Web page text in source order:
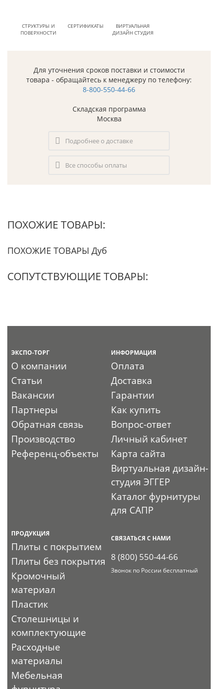
СТРУКТУРЫ И
ПОВЕРХНОСТИ
СЕРТИФИКАТЫ
ВИРТУАЛЬНАЯ
ДИЗАЙН СТУДИЯ
Для уточнения сроков поставки и стоимости
товара - обращайтесь к менеджеру по телефону:
8-800-550-44-66
Складская программа
Москва
Подробнее о доставке
Все способы оплаты
ПОХОЖИЕ ТОВАРЫ:
ПОХОЖИЕ ТОВАРЫ Дуб
СОПУТСТВУЮЩИЕ ТОВАРЫ:
ЭКСПО-ТОРГ
О компании
Статьи
Вакансии
Партнеры
Обратная связь
Производство
Референц-объекты
ИНФОРМАЦИЯ
Оплата
Доставка
Гарантии
Как купить
Вопрос-ответ
Личный кабинет
Карта сайта
Виртуальная дизайн-
студия ЭГГЕР
Каталог фурнитуры
для САПР
ПРОДУКЦИЯ
Плиты с покрытием
Плиты без покрытия
Кромочный
материал
Пластик
Столешницы и
комплектующие
Расходные
материалы
Мебельная
СВЯЗАТЬСЯ С НАМИ
8 (800) 550-44-66
Звонок по России бесплатный